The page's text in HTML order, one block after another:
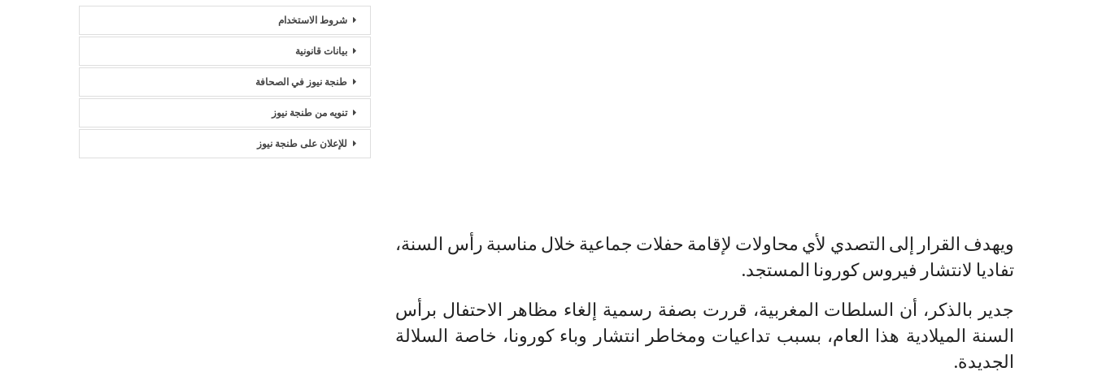
ويهدف القرار إلى التصدي لأي محاولات لإقامة حفلات جماعية خلال مناسبة رأس السنة،
تفاديا لانتشار فيروس كورونا المستجد.
جدير بالذكر، أن السلطات المغربية، قررت بصفة رسمية إلغاء مظاهر الاحتفال برأس
السنة الميلادية هذا العام، بسبب تداعيات ومخاطر انتشار وباء كورونا، خاصة السلالة
الجديدة.
شروط الاستخدام
بيانات قانونية
طنجة نيوز في الصحافة
تنويه من طنجة نيوز
للإعلان على طنجة نيوز